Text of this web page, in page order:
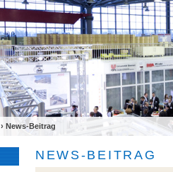
› News-Beitrag
NEWS-BEITRAG